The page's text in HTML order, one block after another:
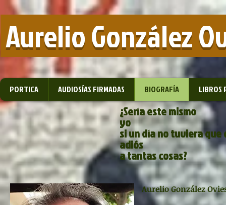
Aurelio González
PORTICA AUDIOSÍAS FIRMADAS BIOGRAFÍA LIBROS
¿Sería este mismo
yo
si un día no tuviera que
adiós
a tantas cosas?
Aurelio González